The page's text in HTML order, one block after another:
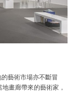
藝術市場亦不斷冒
畫廊帶來的藝術家，